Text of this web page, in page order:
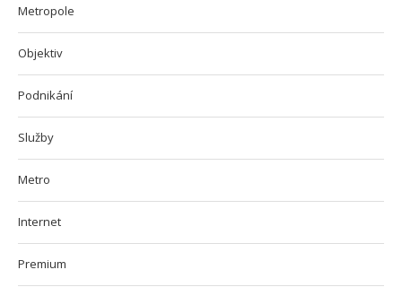
Metropole
Objektiv
Podnikání
Služby
Metro
Internet
Premium